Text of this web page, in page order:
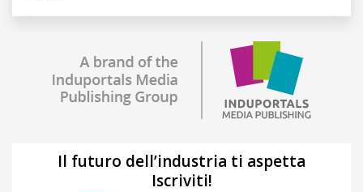
Il futuro dell’industria ti aspetta
Iscriviti!